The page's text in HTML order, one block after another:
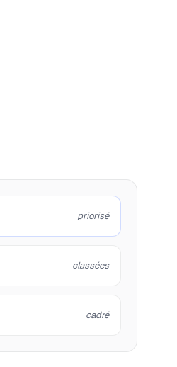
priorisé
classées
cadré